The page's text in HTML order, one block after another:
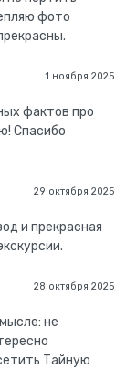
фото
1 ноября 2025
фактов про
Спасибо
29 октября 2025
и прекрасная
28 октября 2025
не
Тайную